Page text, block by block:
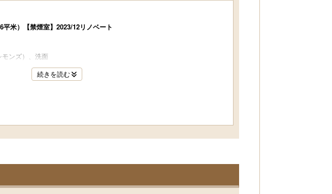
米）【禁煙室】2023/12リノベート
モンズ）、洗面
ネスレコーヒーマシン 空冷蔵庫 Wifi無料接続 他
続きを読む